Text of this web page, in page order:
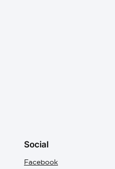
Social
Facebook